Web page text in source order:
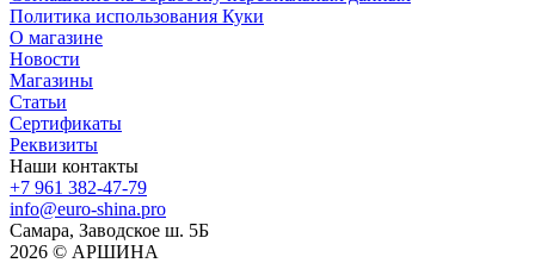
Политика использования Куки
О магазине
Новости
Магазины
Статьи
Сертификаты
Реквизиты
Наши контакты
+7 961 382-47-79
info@euro-shina.pro
Самара, Заводское ш. 5Б
2026 © АРШИНА